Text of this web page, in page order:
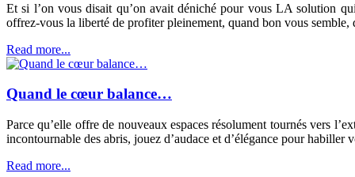
Et si l’on vous disait qu’on avait déniché pour vous LA solution
offrez-vous la liberté de profiter pleinement, quand bon vous semble,
Read more...
Quand le cœur balance…
Parce qu’elle offre de nouveaux espaces résolument tournés vers
incontournable des abris, jouez d’audace et d’élégance pour habiller
Read more...